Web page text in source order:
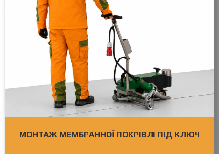
МОНТАЖ МЕМБРАННОЇ ПОКРІВЛІ ПІД КЛЮЧ